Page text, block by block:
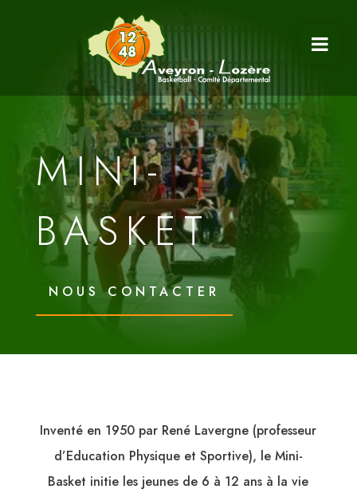
MINI-
BASKET
NOUS CONTACTER
Inventé en 1950 par René Lavergne (professeur
d’Education Physique et Sportive), le Mini-
Basket initie les jeunes de 6 à 12 ans à la vie